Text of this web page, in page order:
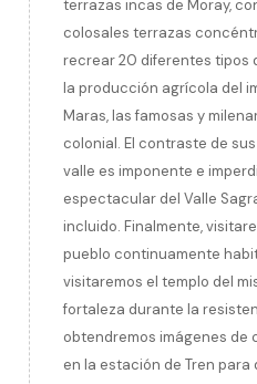
terrazas incas de Moray,
colosales terrazas
recrear 20 diferentes tipos
la producción agrícola del
Maras, las famosas y
colonial. El contraste de
valle es imponente e
espectacular del Valle
incluido. Finalmente,
pueblo continuamente
visitaremos el templo del
fortaleza durante la
obtendremos imágenes de
en la estación de Tren